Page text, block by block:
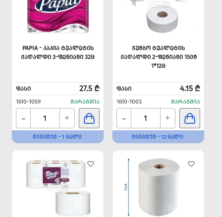
PAPIA - ᲞᲐᲞᲘᲐ ᲢᲣᲐᲚᲔᲢᲘᲡ
ᲥᲐᲦᲐᲚᲓᲘ 3-ᲤᲔᲜᲘᲐᲜᲘ 32Ც
ᲤᲐᲡᲘ 27.5 ₾
1610-1059 ᲛᲐᲠᲐᲒᲨᲘᲐ
- +
ᲛᲘᲜᲘᲛᲣᲛ - 1 ᲪᲐᲚᲘ
ᲯᲣᲛᲑᲝ ᲢᲣᲐᲚᲔᲢᲘᲡ
ᲥᲐᲦᲐᲚᲓᲘ 2-ᲤᲔᲜᲘᲐᲜᲘ 150Მ
1*12Ც
ᲤᲐᲡᲘ 4.15 ₾
1610-1003 ᲛᲐᲠᲐᲒᲨᲘᲐ
- +
ᲛᲘᲜᲘᲛᲣᲛ - 12 ᲪᲐᲚᲘ